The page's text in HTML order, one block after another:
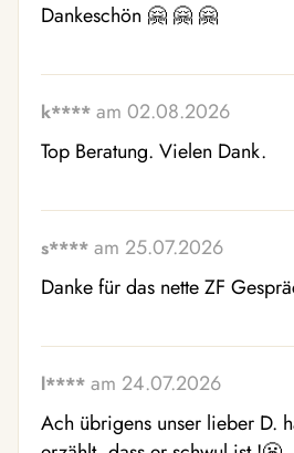
Dankeschön 🤗 🤗 🤗
k**** am 02.08.2026
Top Beratung. Vielen Dank.
s**** am 25.07.2026
Danke für das nette ZF
l**** am 24.07.2026
Ach übrigens unser lieber D.